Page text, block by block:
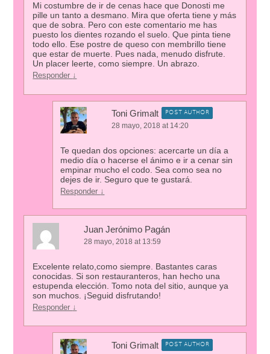
Mi costumbre de ir de cenas hace que Donosti me
pille un tanto a desmano. Mira que oferta tiene y más
que de sobra. Pero con este comentario me has
puesto los dientes rozando el suelo. Que pinta tiene
todo ello. Ese postre de queso con membrillo tiene
que estar de muerte. Pues nada, menudo disfrute.
Un placer leerte, como siempre. Un abrazo.
Responder ↓
Toni Grimalt POST AUTHOR
28 mayo, 2018 at 14:20
Te quedan dos opciones: acercarte un día a
medio día o hacerse el ánimo e ir a cenar sin
empinar mucho el codo. Sea como sea no
dejes de ir. Seguro que te gustará.
Responder ↓
Juan Jerónimo Pagán
28 mayo, 2018 at 13:59
Excelente relato,como siempre. Bastantes caras
conocidas. Si son restauranteros, han hecho una
estupenda elección. Tomo nota del sitio, aunque ya
son muchos. ¡Seguid disfrutando!
Responder ↓
Toni Grimalt POST AUTHOR